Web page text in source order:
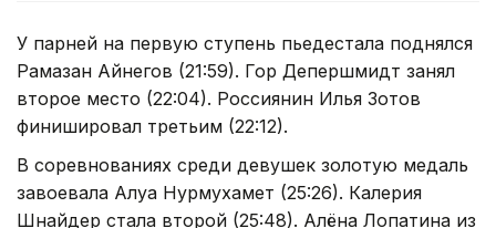
У парней на первую ступень пьедестала поднялся
Рамазан Айнегов (21:59). Гор Депершмидт занял
второе место (22:04). Россиянин Илья Зотов
финишировал третьим (22:12).
В соревнованиях среди девушек золотую медаль
завоевала Алуа Нурмухамет (25:26). Калерия
Шнайдер стала второй (25:48). Алёна Лопатина из